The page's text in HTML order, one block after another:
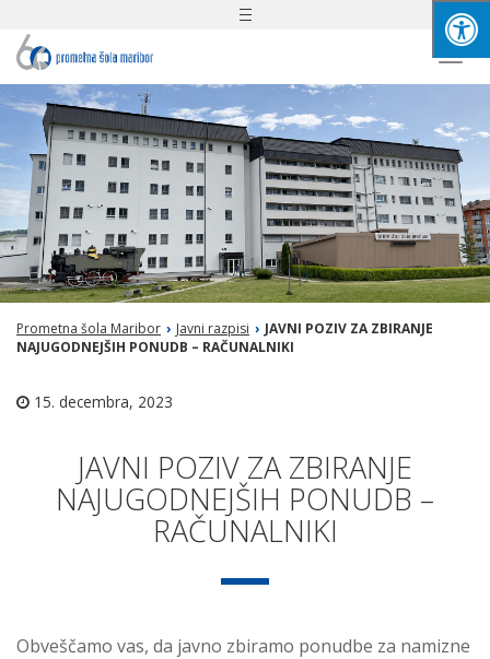
Toggle
Prometna šola Maribor › Javni razpisi › JAVNI POZIV ZA ZBIRANJE
NAJUGODNEJŠIH PONUDB – RAČUNALNIKI
15. decembra, 2023
JAVNI POZIV ZA ZBIRANJE
NAJUGODNEJŠIH PONUDB –
RAČUNALNIKI
Obveščamo vas, da javno zbiramo ponudbe za namizne